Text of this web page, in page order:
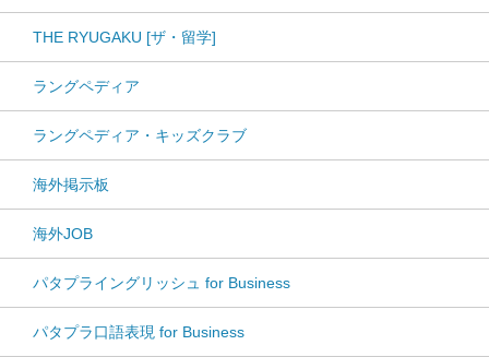
THE RYUGAKU [ザ・留学]
ラングペディア
ラングペディア・キッズクラブ
海外掲示板
海外JOB
パタプライングリッシュ for Business
パタプラ口語表現 for Business